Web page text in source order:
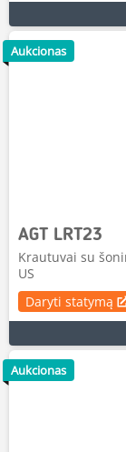
AGT LRT23
Krautuvai su
US
Daryti statymą
Aukcionas
Aukcionas